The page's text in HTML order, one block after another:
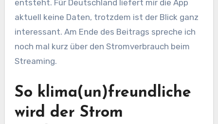
entsteht. Für Deutschland liefert mir die App
aktuell keine Daten, trotzdem ist der Blick ganz
interessant. Am Ende des Beitrags spreche ich
noch mal kurz über den Stromverbrauch beim
Streaming.
So klima(un)freundliche
wird der Strom